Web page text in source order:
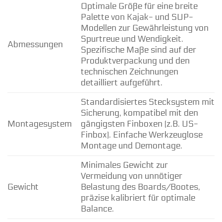
Abmessungen
Optimale Größe für eine breite
Palette von Kajak- und SUP-
Modellen zur Gewährleistung von
Spurtreue und Wendigkeit.
Spezifische Maße sind auf der
Produktverpackung und den
technischen Zeichnungen
detailliert aufgeführt.
Montagesystem
Standardisiertes Stecksystem mit
Sicherung, kompatibel mit den
gängigsten Finboxen (z.B. US-
Finbox). Einfache Werkzeuglose
Montage und Demontage.
Gewicht
Minimales Gewicht zur
Vermeidung von unnötiger
Belastung des Boards/Bootes,
präzise kalibriert für optimale
Balance.